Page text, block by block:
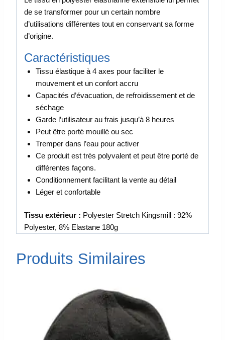
de se transformer pour un certain nombre
d’utilisations différentes tout en conservant sa forme
d’origine.
Caractéristiques
Tissu élastique à 4 axes pour faciliter le
mouvement et un confort accru
Capacités d’évacuation, de refroidissement et de
séchage
Garde l’utilisateur au frais jusqu’à 8 heures
Peut être porté mouillé ou sec
Tremper dans l’eau pour activer
Ce produit est très polyvalent et peut être porté de
différentes façons.
Conditionnement facilitant la vente au détail
Léger et confortable
Tissu extérieur : Polyester Stretch Kingsmill : 92%
Polyester, 8% Elastane 180g
Produits Similaires